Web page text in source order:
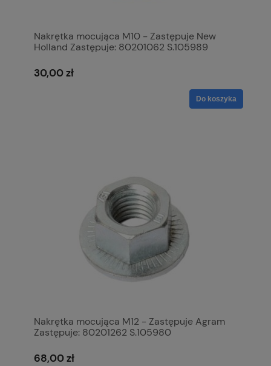
Nakrętka mocująca M10 - Zastępuje New
Holland Zastępuje: 80201062 S.105989
30,00 zł
Do koszyka
Nakrętka mocująca M12 - Zastępuje Agram
Zastępuje: 80201262 S.105980
68,00 zł